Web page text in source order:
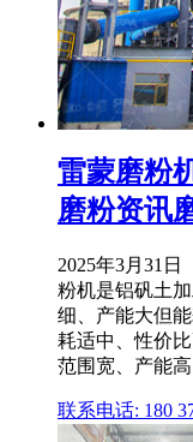
雷蒙磨粉
磨粉资讯
2025年3月31
粉机是铝矾土
细、产能大但
耗适中、性价
范围宽、产能
联系电话: 180